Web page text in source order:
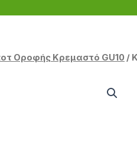
Οροφής Κρεμαστό GU10 /